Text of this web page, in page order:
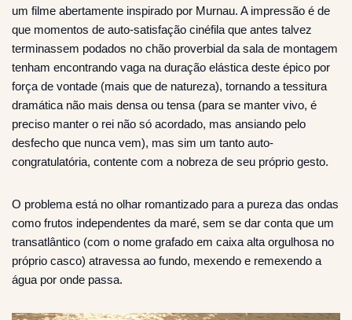
um filme abertamente inspirado por Murnau. A impressão é de
que momentos de auto-satisfação cinéfila que antes talvez
terminassem podados no chão proverbial da sala de montagem
tenham encontrando vaga na duração elástica deste épico por
força de vontade (mais que de natureza), tornando a tessitura
dramática não mais densa ou tensa (para se manter vivo, é
preciso manter o rei não só acordado, mas ansiando pelo
desfecho que nunca vem), mas sim um tanto auto-
congratulatória, contente com a nobreza de seu próprio gesto.
O problema está no olhar romantizado para a pureza das ondas
como frutos independentes da maré, sem se dar conta que um
transatlântico (com o nome grafado em caixa alta orgulhosa no
próprio casco) atravessa ao fundo, mexendo e remexendo a
água por onde passa.